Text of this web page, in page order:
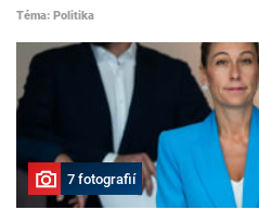
Téma: Politika
7 fotografií